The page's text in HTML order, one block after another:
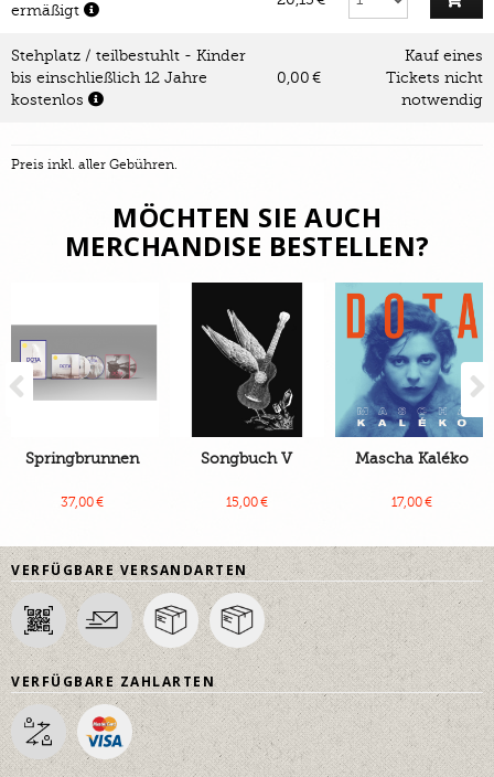
ermäßigt
Stehplatz / teilbestuhlt - Kinder
bis einschließlich 12 Jahre
kostenlos
0,00 €
Kauf eines
Tickets nicht
notwendig
Preis inkl. aller Gebühren.
MÖCHTEN SIE AUCH
MERCHANDISE BESTELLEN?
Springbrunnen
37,00 €
Songbuch V
15,00 €
Mascha Kaléko
17,00 €
Previous
VERFÜGBARE VERSANDARTEN
VERFÜGBARE ZAHLARTEN